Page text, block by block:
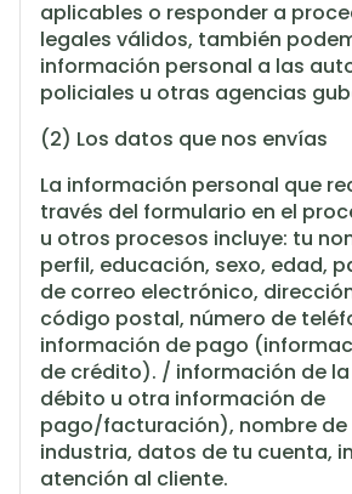
aplicables o responder a
legales válidos, también
información personal a las
policiales u otras agencias
(2) Los datos que nos envías
La información personal que
través del formulario en el
u otros procesos incluye: tu
perfil, educación, sexo, edad,
de correo electrónico,
código postal, número de
información de pago
de crédito). / información de
débito u otra información de
pago/facturación), nombre de
industria, datos de tu cuenta,
atención al cliente.